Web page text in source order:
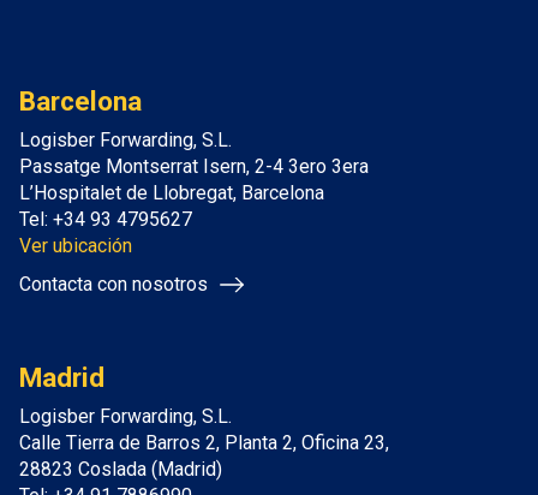
Barcelona
Logisber Forwarding, S.L.
Passatge Montserrat Isern, 2-4 3ero 3era
L’Hospitalet de Llobregat, Barcelona
Tel: +34 93 4795627
Ver ubicación
Contacta con nosotros
Madrid
Logisber Forwarding, S.L.
Calle Tierra de Barros 2, Planta 2, Oficina 23,
28823 Coslada (Madrid)